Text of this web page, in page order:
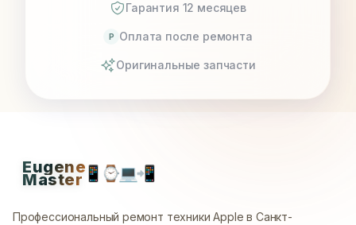
Гарантия 12 месяцев
P Оплата после ремонта
Оригинальные запчасти
Eugene
Master📱 ⌚💻📲
Профессиональный ремонт техники Apple в Санкт-